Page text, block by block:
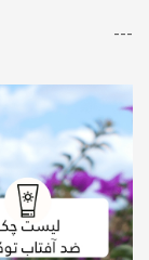
---